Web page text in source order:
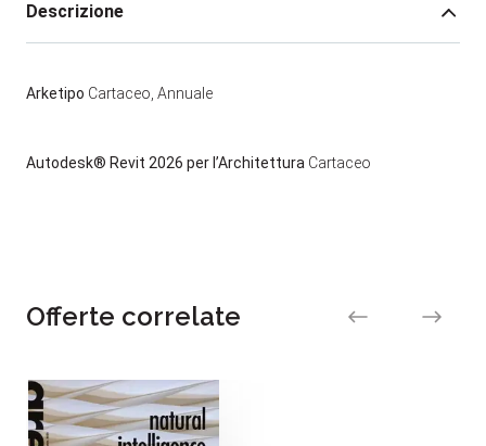
Descrizione
Arketipo Cartaceo, Annuale
Autodesk® Revit 2026 per l’Architettura Cartaceo
Offerte correlate